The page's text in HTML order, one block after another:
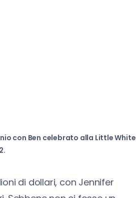
con Ben celebrato alla Little White
di dollari, con Jennifer